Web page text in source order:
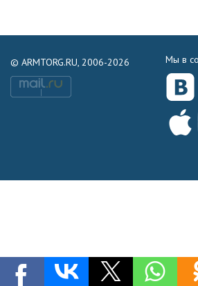
© ARMTORG.RU, 2006-2026 Мы в